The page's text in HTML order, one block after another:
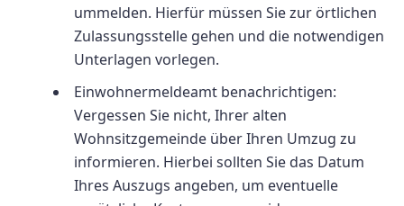
ummelden. Hierfür müssen Sie zur örtlichen
Zulassungsstelle gehen und die notwendigen
Unterlagen vorlegen.
Einwohnermeldeamt benachrichtigen:
Vergessen Sie nicht, Ihrer alten
Wohnsitzgemeinde über Ihren Umzug zu
informieren. Hierbei sollten Sie das Datum
Ihres Auszugs angeben, um eventuelle